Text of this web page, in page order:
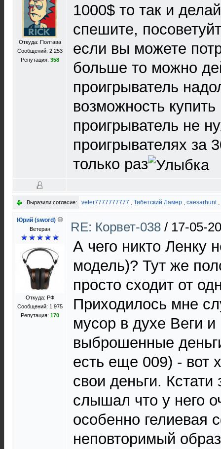
Откуда: Полтава
Сообщений: 2 253
Репутация: 358
1000$ то так и
спешите,
если вы можете
больше то можно
проигрыватель
возможность
проигрыватель не
проигрывателях за
только раз
Выразили согласие: veter7777777777 , Тибетский Ламер , caesarhunt,
Юрий (sword)
Ветеран
Откуда: РФ
Сообщений: 1 975
Репутация: 170
RE: Корвет-038 / 17-05-
А чего никто Ленку
модель)? Тут же
просто сходит от
Приходилось мне
мусор в духе Веги
выброшенные
есть еще 009) - вот
свои деньги. Кстати
слышал что у него
особенно гелиевая
неповторимый